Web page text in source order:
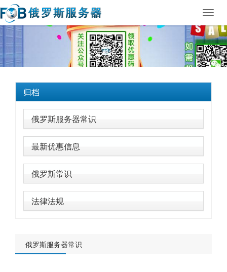
归档
俄罗斯服务器常识
最新优惠信息
俄罗斯常识
法律法规
俄罗斯服务器常识